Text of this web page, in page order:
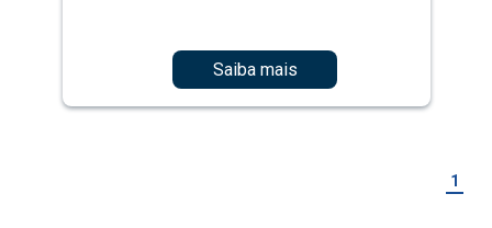
Saiba mais
1